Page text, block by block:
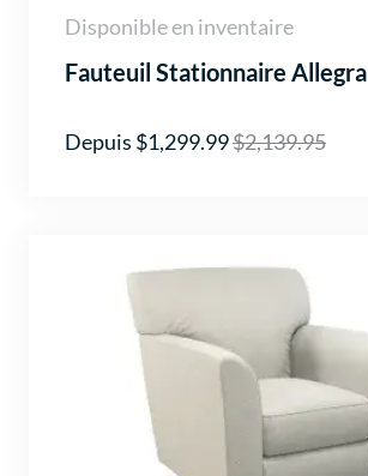
Disponible en inventaire
Fauteuil Stationnaire Allegra
Depuis $1,299.99$2,139.95